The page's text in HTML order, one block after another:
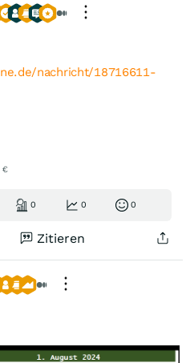
nachricht/18716611-
€
0 0 0
Zitieren